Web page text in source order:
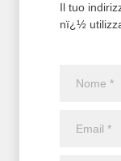
Il tuo
nï¿½